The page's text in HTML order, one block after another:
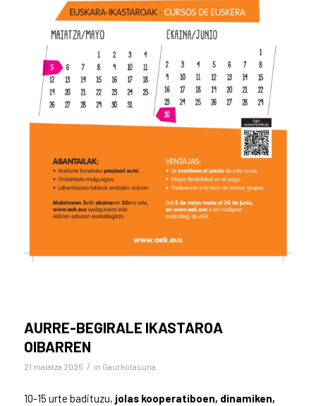
AURRE-BEGIRALE IKASTAROA
OIBARREN
21 maiatza 2025 / in Gaurkotasuna
10-15 urte badituzu, jolas kooperatiboen, dinamiken,